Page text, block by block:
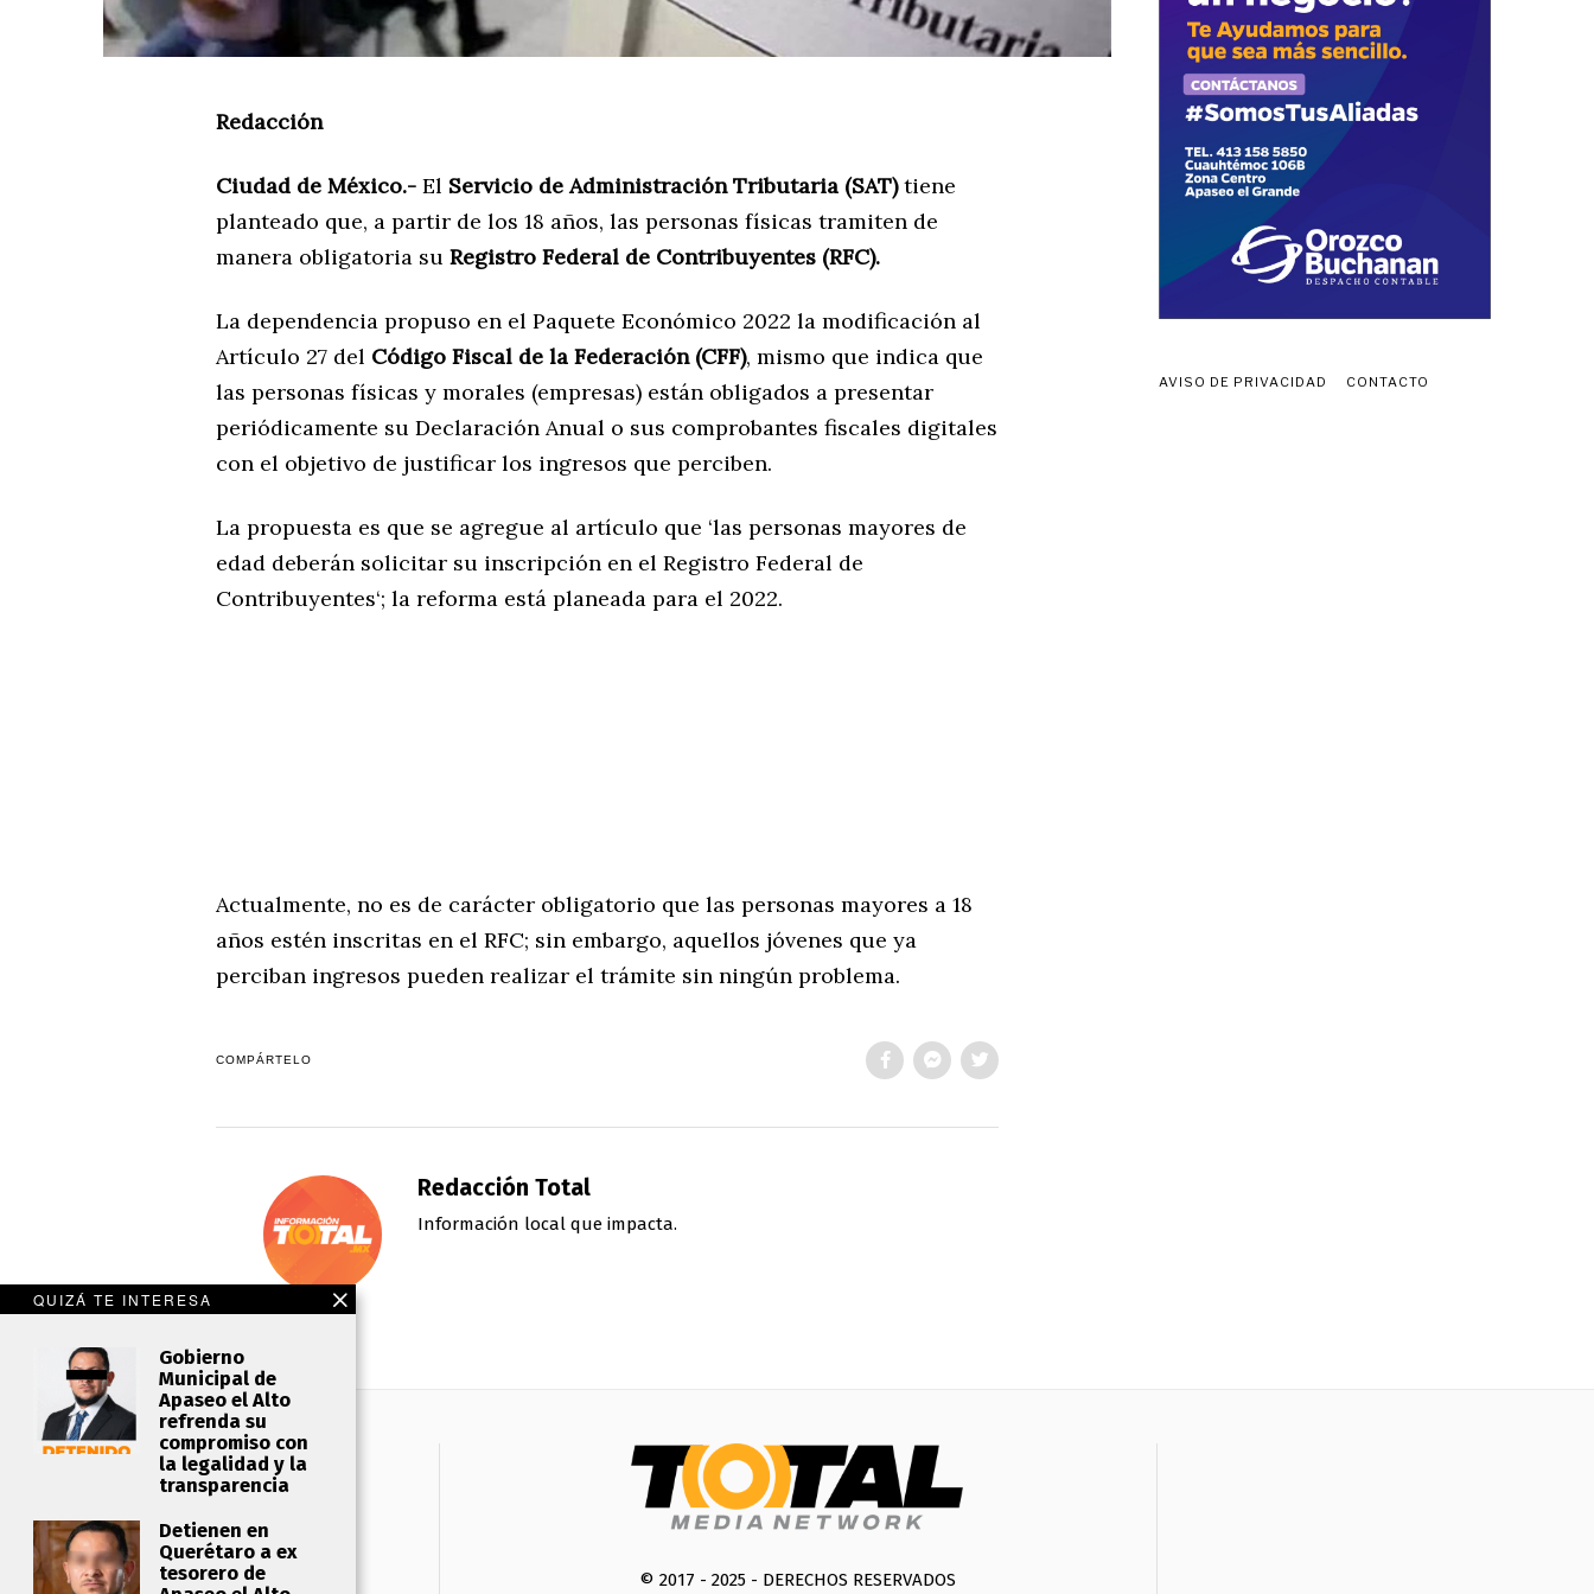
Redacción
Ciudad de México.- El Servicio de Administración Tributaria (SAT)tiene
planteado que, a partir de los 18 años, las personas físicas tramiten de
manera obligatoria su Registro Federal de Contribuyentes (RFC).
La dependencia propuso en el Paquete Económico 2022 la modificación al
Artículo 27 del Código Fiscal de la Federación (CFF), mismo que indica que
las personas físicas y morales (empresas) están obligados a presentar
periódicamente su Declaración Anual o sus comprobantes fiscales digitales
con el objetivo de justificar los ingresos que perciben.
La propuesta es que se agregue al artículo que ‘las personas mayores de
edad deberán solicitar su inscripción en el Registro Federal de
Contribuyentes‘; la reforma está planeada para el 2022.
Actualmente, no es de carácter obligatorio que las personas mayores a 18
años estén inscritas en el RFC; sin embargo, aquellos jóvenes que ya
perciban ingresos pueden realizar el trámite sin ningún problema.
COMPÁRTELO
Redacción Total
Información local que impacta.
AVISO DE PRIVACIDAD CONTACTO
QUIZÁ TE INTERESA
Gobierno
Municipal de
Apaseo el Alto
refrenda su
compromiso con
la legalidad y la
transparencia
Detienen en
Querétaro a ex
tesorero de
© 2017 - 2025 - DERECHOS RESERVADOS